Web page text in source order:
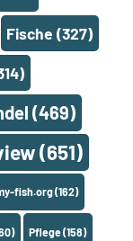
Fische (327)
(469)
(651)
fish.org(162)
Pflege(158)